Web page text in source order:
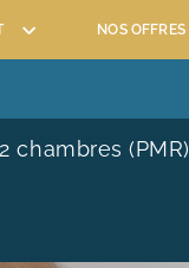
NOS OFFRES
chambres (PMR)